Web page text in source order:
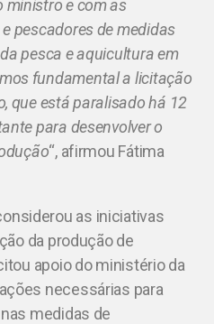
ministro e com as
pescadores de medidas
pesca e aquicultura em
fundamental a licitação
que está paralisado há 12
para desenvolver o
“, afirmou Fátima
as iniciativas
da produção de
apoio do ministério da
necessárias para
medidas de